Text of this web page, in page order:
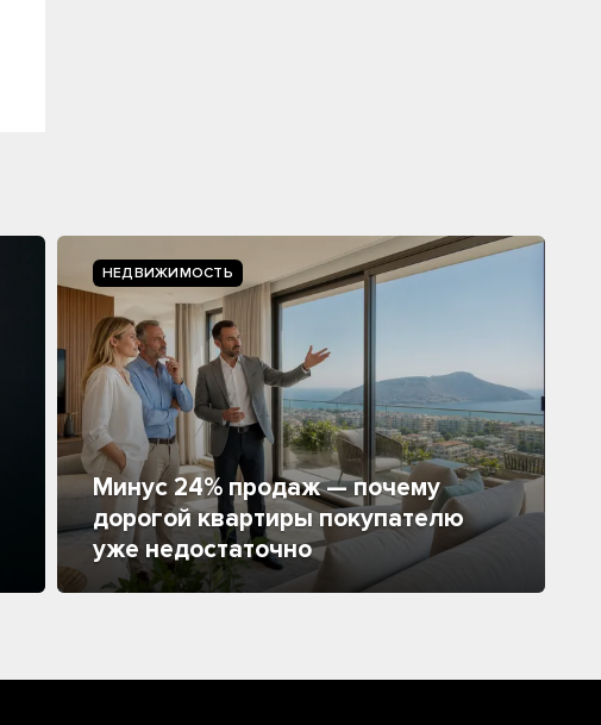
НЕДВИЖИМОСТЬ
Минус 24% продаж — почему
дорогой квартиры покупателю
уже недостаточно